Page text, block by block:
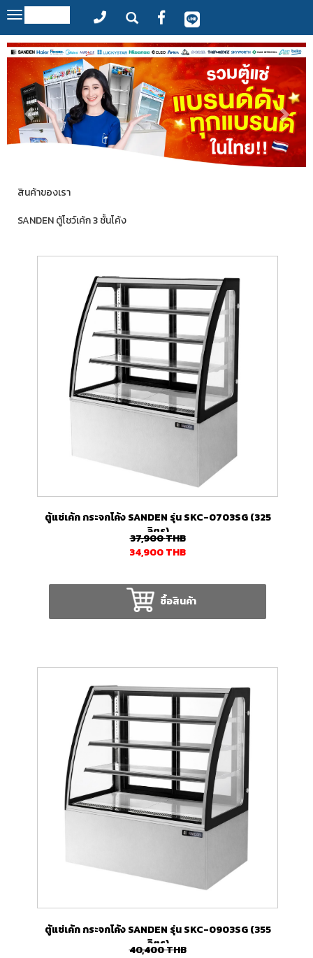
Toggle
navigation
สินค้าของเรา
SANDEN ตู้โชว์เค้ก 3 ชั้นโค้ง
ตู้แช่เค้ก กระจกโค้ง SANDEN รุ่น SKC-0703SG (325
ลิตร)
37,900THB
34,900THB
ซื้อสินค้า
ตู้แช่เค้ก กระจกโค้ง SANDEN รุ่น SKC-0903SG (355
ลิตร)
40,400THB